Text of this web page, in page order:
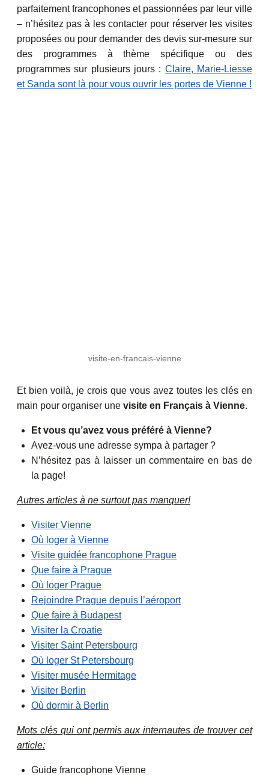
parfaitement francophones et passionnées par leur ville
– n’hésitez pas à les contacter pour réserver les visites
proposées ou pour demander des devis sur-mesure sur
des programmes à thème spécifique ou des
programmes sur plusieurs jours : Claire, Marie-Liesse
et Sanda sont là pour vous ouvrir les portes de Vienne !
visite-en-francais-vienne
Et bien voilà, je crois que vous avez toutes les clés en
main pour organiser une visite en Français à Vienne.
Et vous qu’avez vous préféré à Vienne?
Avez-vous une adresse sympa à partager ?
N’hésitez pas à laisser un commentaire en bas de
la page!
Autres articles à ne surtout pas manquer!
Visiter Vienne
Où loger à Vienne
Visite guidée francophone Prague
Que faire à Prague
Où loger Prague
Rejoindre Prague depuis l’aéroport
Que faire à Budapest
Visiter la Croatie
Visiter Saint Petersbourg
Où loger St Petersbourg
Visiter musée Hermitage
Visiter Berlin
Où dormir à Berlin
Mots clés qui ont permis aux internautes de trouver cet
article:
Guide francophone Vienne